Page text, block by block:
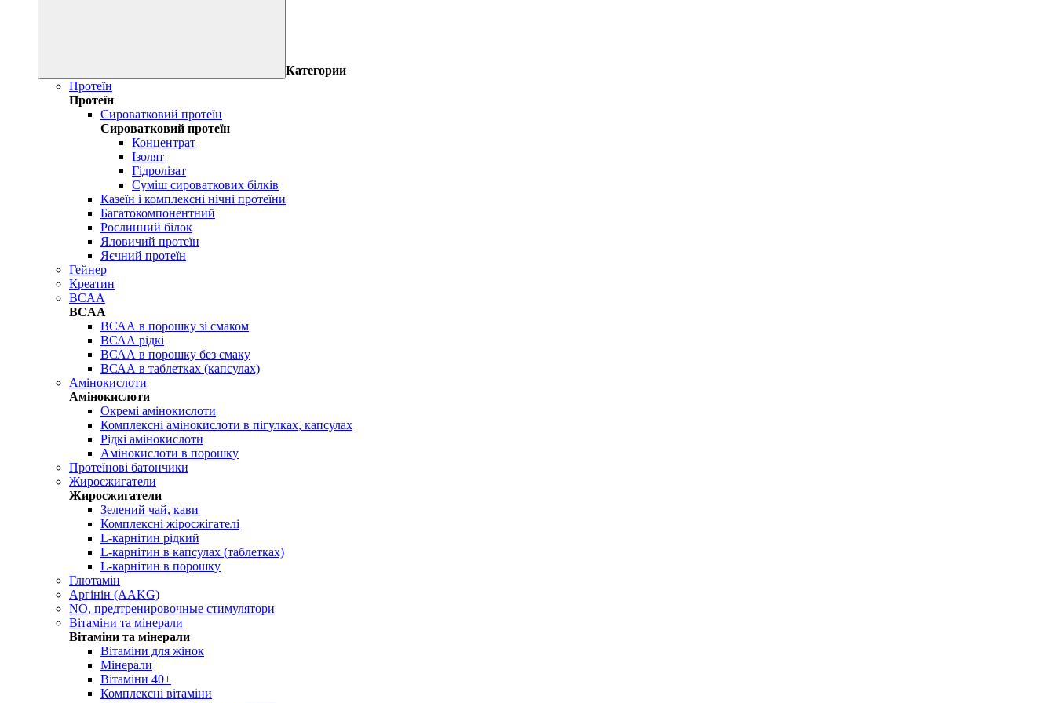
Категории
Протеїн
Протеїн
Сироватковий протеїн
Сироватковий протеїн
Концентрат
Ізолят
Гідролізат
Суміш сироваткових білків
Казеїн і комплексні нічні протеїни
Багатокомпонентний
Рослинний білок
Яловичий протеїн
Яєчний протеїн
Гейнер
Креатин
BCAA
BCAA
ВСАА в порошку зі смаком
ВСАА рідкі
ВСАА в порошку без смаку
ВСАА в таблетках (капсулах)
Амінокислоти
Амінокислоти
Окремі амінокислоти
Комплексні амінокислоти в пігулках, капсулах
Рідкі амінокислоти
Амінокислоти в порошку
Протеїнові батончики
Жиросжигатели
Жиросжигатели
Зелений чай, кави
Комплексні жіросжігателі
L-карнітин рідкий
L-карнітин в капсулах (таблетках)
L-карнітин в порошку
Глютамін
Аргінін (AAKG)
NO, предтренировочные стимулятори
Вітаміни та мінерали
Вітаміни та мінерали
Вітаміни для жінок
Мінерали
Вітаміни 40+
Комплексні вітаміни